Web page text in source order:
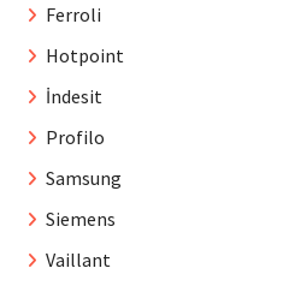
Ferroli
Hotpoint
İndesit
Profilo
Samsung
Siemens
Vaillant